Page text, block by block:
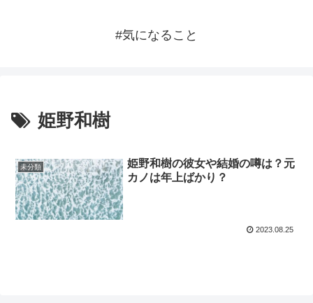
#気になること
姫野和樹
未分類
姫野和樹の彼女や結婚の噂は？元
カノは年上ばかり？
2023.08.25